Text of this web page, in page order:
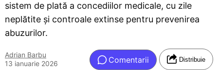
sistem de plată a concediilor medicale, cu zile
neplătite și controale extinse pentru prevenirea
abuzurilor.
Adrian Barbu
13 ianuarie 2026
Comentarii Distribuie